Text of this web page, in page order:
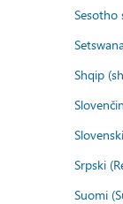
Sesotho
Shqip
Srpski
Suomi